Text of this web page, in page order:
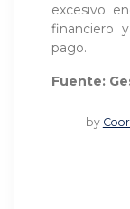
excesivo
financiero
pago.
Fuente:
by